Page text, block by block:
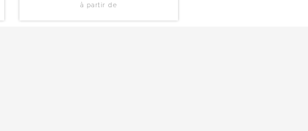
à partir de